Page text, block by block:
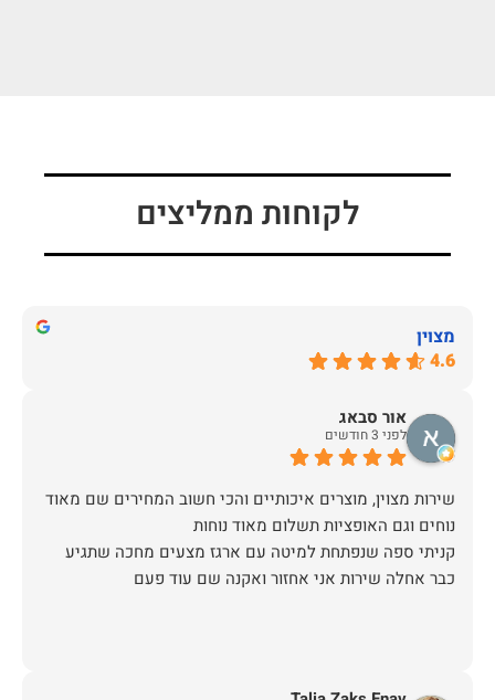
לקוחות ממליצים
מצוין
4.6
אור סבאג
לפני 3 חודשים
שירות מצוין, מוצרים איכותיים והכי חשוב המחירים שם מאוד
קניתי ספה שנפתחת למיטה עם ארגז מצעים מחכה שתגיע
כבר אחלה שירות אני אחזור ואקנה שם עוד פעם